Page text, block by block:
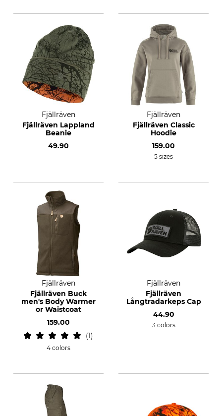
Fjällräven
Fjällräven Lappland
Beanie
49.90
Fjällräven
Fjällräven Classic
Hoodie
159.00
5 sizes
Fjällräven
Fjällräven Buck
men's Body Warmer
or Waistcoat
159.00
1
4 colors
Fjällräven
Fjällräven
Långtradarkeps Cap
44.90
3 colors